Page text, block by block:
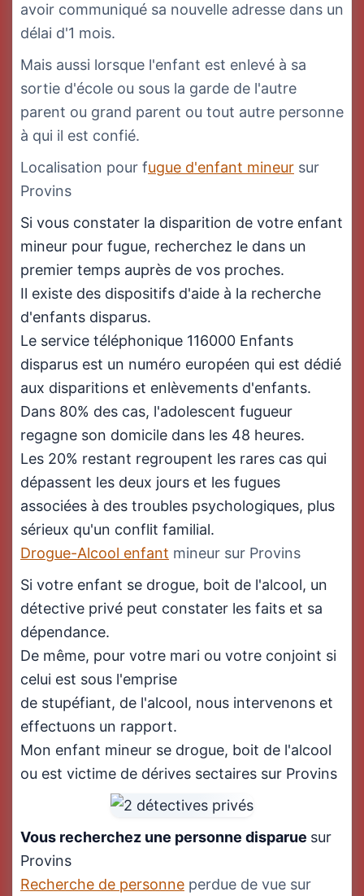
avoir communiqué sa nouvelle adresse dans un
délai d'1 mois.
Mais aussi lorsque l'enfant est enlevé à sa
sortie d'école ou sous la garde de l'autre
parent ou grand parent ou tout autre personne
à qui il est confié.
Localisation pour fugue d'enfant mineur sur
Provins
Si vous constater la disparition de votre enfant
mineur pour fugue, recherchez le dans un
premier temps auprès de vos proches.
Il existe des dispositifs d'aide à la recherche
d'enfants disparus.
Le service téléphonique 116000 Enfants
disparus est un numéro européen qui est dédié
aux disparitions et enlèvements d'enfants.
Dans 80% des cas, l'adolescent fugueur
regagne son domicile dans les 48 heures.
Les 20% restant regroupent les rares cas qui
dépassent les deux jours et les fugues
associées à des troubles psychologiques, plus
sérieux qu'un conflit familial.
Drogue-Alcool enfant mineur sur Provins
Si votre enfant se drogue, boit de l'alcool, un
détective privé peut constater les faits et sa
dépendance.
De même, pour votre mari ou votre conjoint si
celui est sous l'emprise
de stupéfiant, de l'alcool, nous intervenons et
effectuons un rapport.
Mon enfant mineur se drogue, boit de l'alcool
ou est victime de dérives sectaires sur Provins
Vous recherchez une personne disparue sur
Provins
Recherche de personne perdue de vue sur